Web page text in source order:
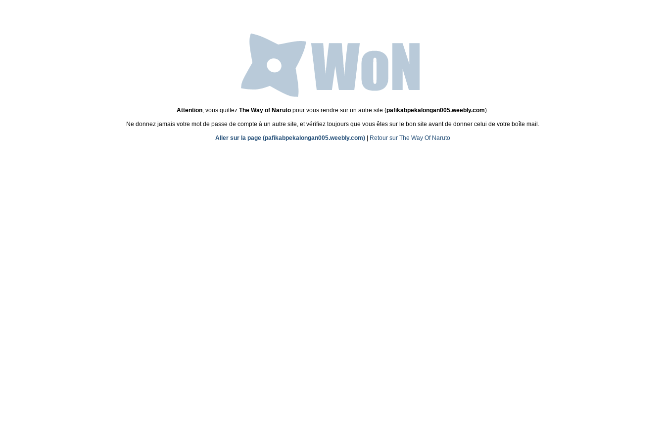
Attention, vous quittez The Way of Naruto pour vous rendre sur un autre site (pafikabpekalongan005.weebly.com).
Ne donnez jamais votre mot de passe de compte à un autre site, et vérifiez toujours que vous êtes sur le bon site avant de donner celui de votre boîte mail.
Aller sur la page (pafikabpekalongan005.weebly.com)| Retour sur The Way Of Naruto